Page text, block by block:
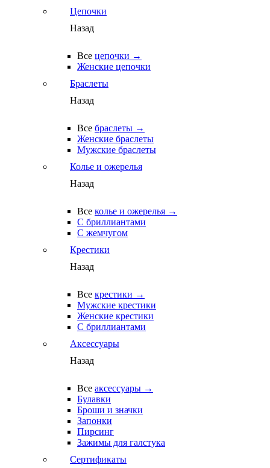
Цепочки
Назад
Все цепочки →
Женские цепочки
Браслеты
Назад
Все браслеты →
Женские браслеты
Мужские браслеты
Колье и ожерелья
Назад
Все колье и ожерелья →
С бриллиантами
С жемчугом
Крестики
Назад
Все крестики →
Мужские крестики
Женские крестики
С бриллиантами
Аксессуары
Назад
Все аксессуары →
Булавки
Броши и значки
Запонки
Пирсинг
Зажимы для галстука
Сертификаты